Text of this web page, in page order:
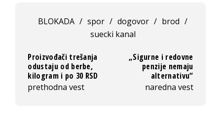
BLOKADA / spor / dogovor / brod /
suecki kanal
Proizvođači trešanja
odustaju od berbe,
kilogram i po 30 RSD
prethodna vest
„Sigurne i redovne
penzije nemaju
alternativu“
naredna vest